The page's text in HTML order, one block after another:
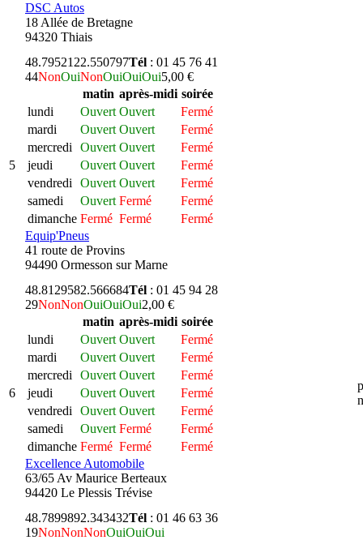
DSC Autos
18 Allée de Bretagne
94320 Thiais
5
48.7952122.550797Tél : 01 45 76 41
44NonOuiNonOuiOuiOui5,00 €
matin après-midi soirée
lundi
Ouvert Ouvert
Fermé
mardi
Ouvert Ouvert
Fermé
mercredi
Ouvert Ouvert
Fermé
jeudi
Ouvert Ouvert
Fermé
vendredi
Ouvert Ouvert
Fermé
samedi
Ouvert Fermé
Fermé
dimanche Fermé Fermé
Fermé
Equip'Pneus
41 route de Provins
94490 Ormesson sur Marne
6
48.8129582.566684Tél : 01 45 94 28
29NonNonOuiOuiOui2,00 €
matin après-midi soirée
lundi
Ouvert Ouvert
Fermé
mardi
Ouvert Ouvert
Fermé
mercredi
Ouvert Ouvert
Fermé
jeudi
Ouvert Ouvert
Fermé
vendredi
Ouvert Ouvert
Fermé
samedi
Ouvert Fermé
Fermé
dimanche Fermé Fermé
Fermé
Excellence Automobile
63/65 Av Maurice Berteaux
94420 Le Plessis Trévise
48.7899892.343432Tél : 01 46 63 36
19NonNonNonOuiOuiOui